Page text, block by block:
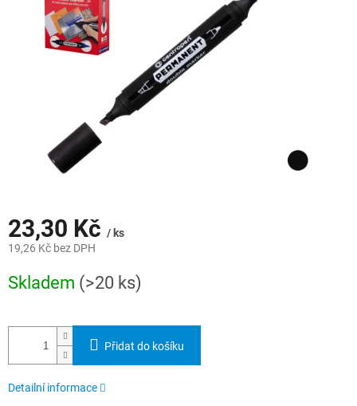
hvězdiček.
23,30 Kč / ks
19,26 Kč bez DPH
cena:
Skladem (>20 ks)
Přidat do košíku
Detailní informace